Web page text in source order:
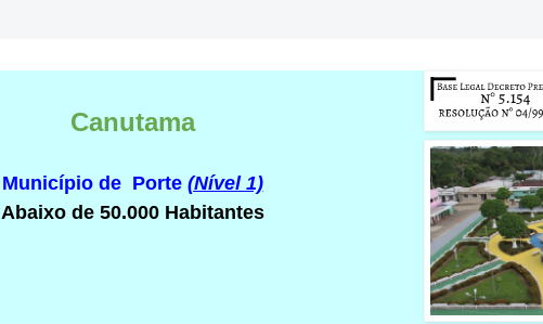
Canutama
Município de Porte (Nível 1)
Abaixo de 50.000 Habitantes